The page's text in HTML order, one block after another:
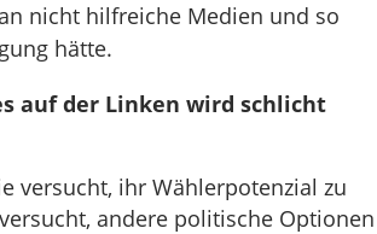
nicht hilfreiche Medien und so
hätte.
auf der Linken wird schlicht
versucht, ihr Wählerpotenzial zu
andere politische Optionen